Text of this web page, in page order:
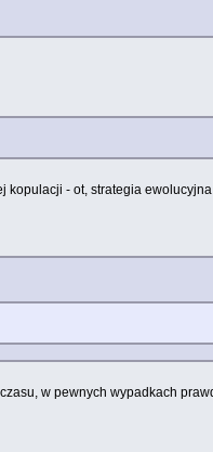
- ot, strategia
w pewnych wypadkach